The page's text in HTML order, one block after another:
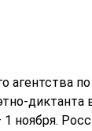
агентства
диктанта
ноября.